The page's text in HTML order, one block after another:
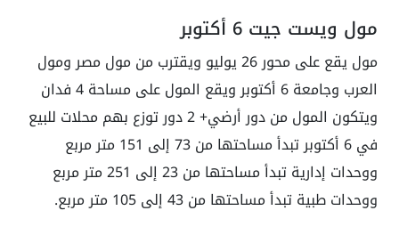
مول ويست جيت 6 أكتوبر
مول يقع على محور 26 يوليو ويقترب من مول مصر ومول
العرب وجامعة 6 أكتوبر ويقع المول على مساحة 4 فدان
ويتكون المول من دور أرضي+ 2 دور توزع بهم محلات للبيع
في 6 أكتوبر تبدأ مساحتها من 73 إلى 151 متر مربع
ووحدات إدارية تبدأ مساحتها من 23 إلى 251 متر مربع
ووحدات طبية تبدأ مساحتها من 43 إلى 105 متر مربع.